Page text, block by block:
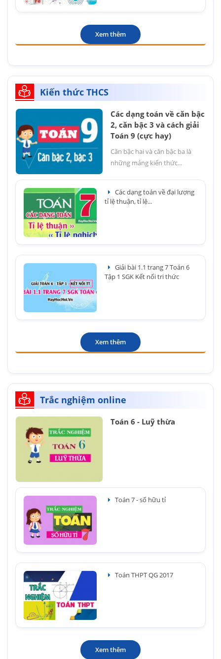
Xem thêm
Kiến thức THCS
Các dạng toán về căn bậc
2, căn bậc 3 và cách giải
Toán 9 (cực hay)
Căn bậc hai và căn bậc ba là
những mảng kiến thức...
Các dạng toán về đại lượng
tỉ lệ thuận, tỉ lệ...
Giải bài 1.1 trang 7 Toán 6
Tập 1 SGK Kết nối tri thức
Xem thêm
Trắc nghiệm online
Toán 6 - Luỹ thừa
Toán 7 - số hữu tỉ
Toán THPT QG 2017
Xem thêm